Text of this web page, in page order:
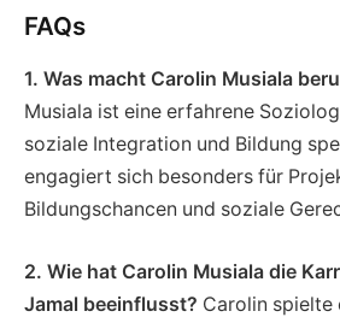
FAQs
1. Was macht Carolin Musiala
Musiala ist eine erfahrene
soziale Integration und Bildung
engagiert sich besonders für
Bildungschancen und soziale
2. Wie hat Carolin Musiala die
Jamal beeinflusst? Carolin spielte